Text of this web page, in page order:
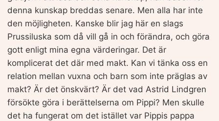
denna kunskap breddas senare. Men alla har inte
den möjligheten. Kanske blir jag här en slags
Prussiluska som då vill gå in och förändra, och göra
gott enligt mina egna värderingar. Det är
komplicerat det där med makt. Kan vi tänka oss en
relation mellan vuxna och barn som inte präglas av
makt? Är det önskvärt? Är det vad Astrid Lindgren
försökte göra i berättelserna om Pippi? Men skulle
det ha fungerat om det istället var Pippis pappa